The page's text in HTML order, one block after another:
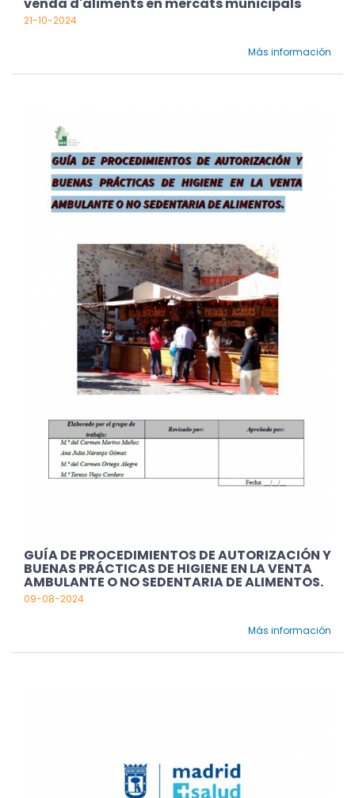
venda d'aliments en mercats municipals
21-10-2024
Más información
GUÍA DE PROCEDIMIENTOS DE AUTORIZACIÓN Y
BUENAS PRÁCTICAS DE HIGIENE EN LA VENTA
AMBULANTE O NO SEDENTARIA DE ALIMENTOS.
09-08-2024
Más información